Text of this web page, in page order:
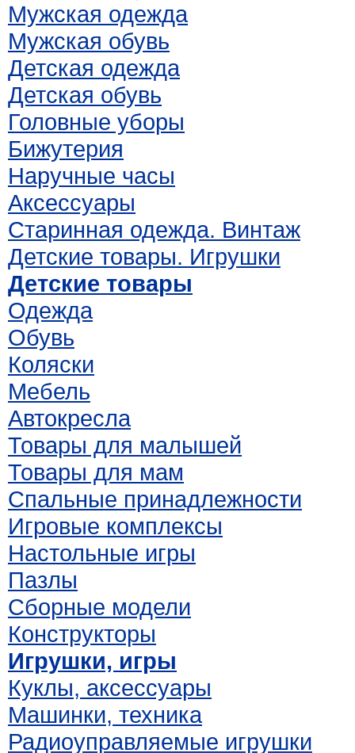
Мужская одежда
Мужская обувь
Детская одежда
Детская обувь
Головные уборы
Бижутерия
Наручные часы
Аксессуары
Старинная одежда. Винтаж
Детские товары. Игрушки
Детские товары
Одежда
Обувь
Коляски
Мебель
Автокресла
Товары для малышей
Товары для мам
Спальные принадлежности
Игровые комплексы
Настольные игры
Пазлы
Сборные модели
Конструкторы
Игрушки, игры
Куклы, аксессуары
Машинки, техника
Радиоуправляемые игрушки